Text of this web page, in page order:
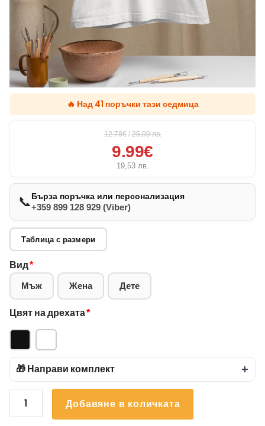
🔥 Над 41 поръчки тази седмица
12.78€ / 25,00лв.
9.99€
19,53 лв.
📞Бърза поръчка или персонализация
+359 899 128 929 (Viber)
Таблица с размери
Вид*
Мъж Жена Дете
Цвят на дрехата*
🎁 Направи комплект +
количество
Добавяне в количката